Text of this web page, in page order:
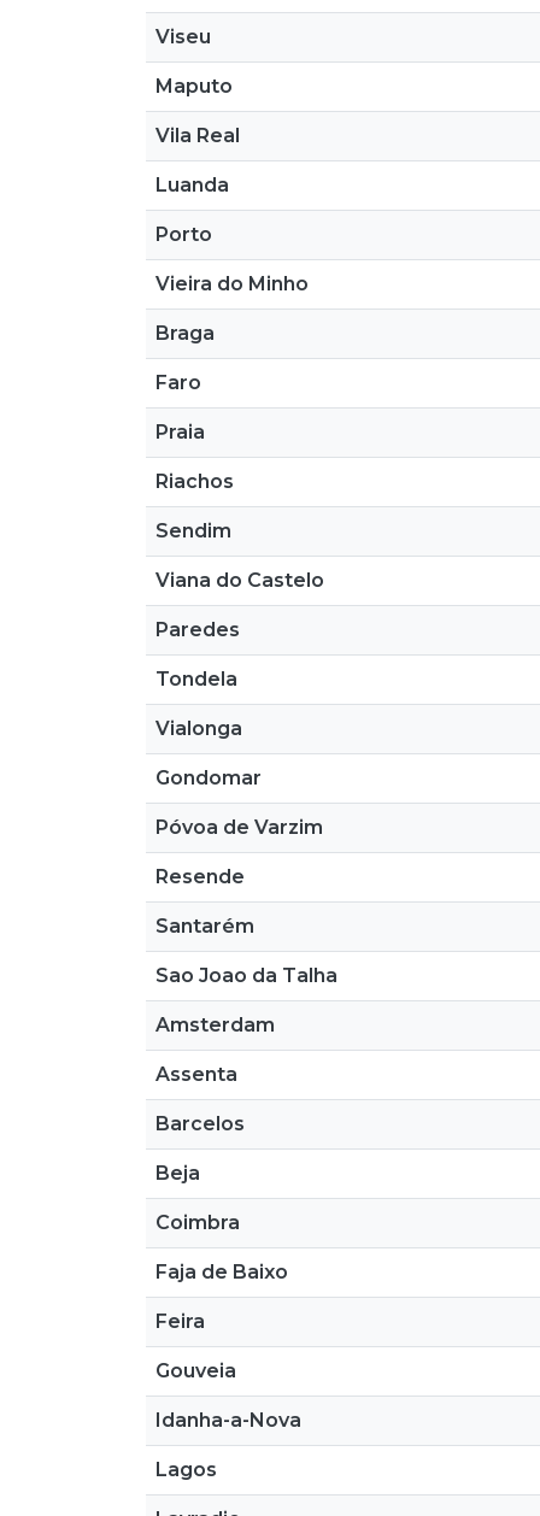
Viseu
Maputo
Vila Real
Luanda
Porto
Vieira do Minho
Braga
Faro
Praia
Riachos
Sendim
Viana do Castelo
Paredes
Tondela
Vialonga
Gondomar
Póvoa de Varzim
Resende
Santarém
Sao Joao da Talha
Amsterdam
Assenta
Barcelos
Beja
Coimbra
Faja de Baixo
Feira
Gouveia
Idanha-a-Nova
Lagos